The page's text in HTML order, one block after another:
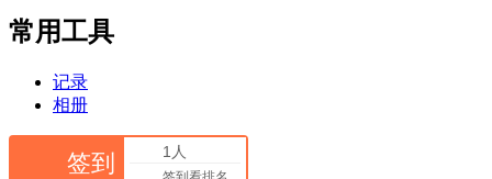
常用工具
记录
相册
签到 1人